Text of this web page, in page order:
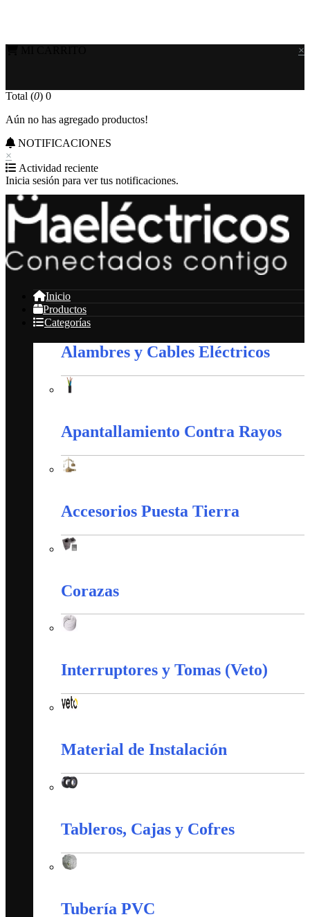
×
Total (0) 0
Aún no has agregado productos!
NOTIFICACIONES
×
Actividad reciente
Inicia sesión para ver tus notificaciones.
Inicio
Productos
Categorías
Alambres y Cables Eléctricos
Apantallamiento Contra Rayos
Accesorios Puesta Tierra
Corazas
Interruptores y Tomas (Veto)
Material de Instalación
Tableros, Cajas y Cofres
Tubería PVC